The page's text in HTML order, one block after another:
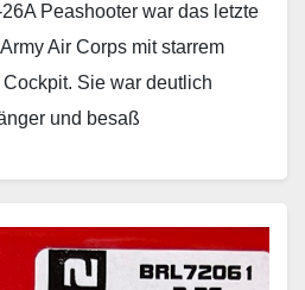
Peashooter war das letzte
Air Corps mit starrem
Sie war deutlich
und besaß